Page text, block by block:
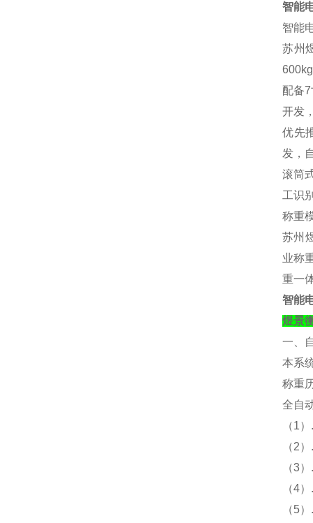
智能
智能
苏州
配备
开发
优先
发，
滚筒
工识
称重
苏州
业称
重一
智能
煜景
一、
本系
称重
全自
（1
（2
（3）
（4）
（5